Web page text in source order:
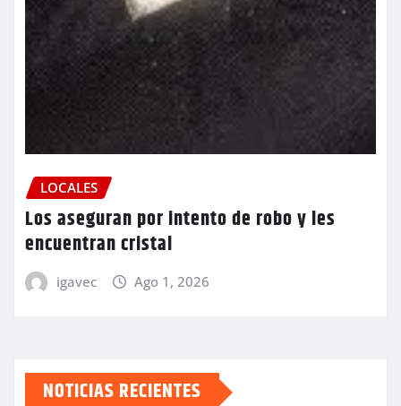
LOCALES
Los aseguran por intento de robo y les
encuentran cristal
igavec Ago 1, 2026
NOTICIAS RECIENTES